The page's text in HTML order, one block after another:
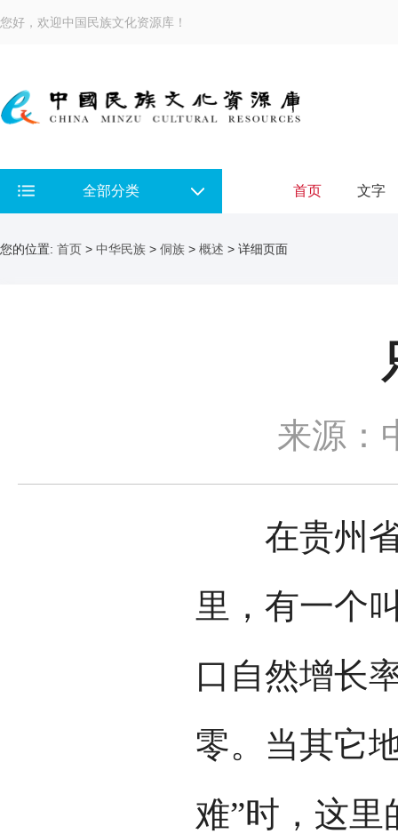
您好，欢迎中国民族文化资源库！
全部分类 首页 文字
您的位置: 首页 > 中华民族 > 侗族 > 概述 > 详细页面
来源：
在贵州省
里，有一个
口自然增长
零。当其它
难”时，这里